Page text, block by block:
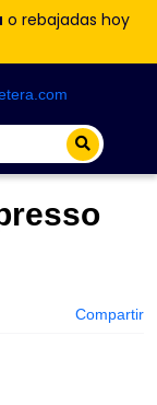
o rebajadas hoy
Compartir